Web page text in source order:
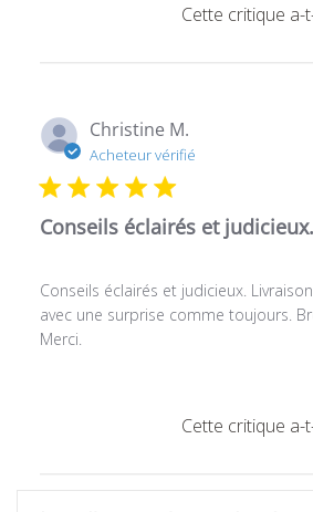
Cette critique a-
Christine M.
Acheteur vérifié
Conseils éclairés et
Conseils éclairés et judicieux.
avec une surprise comme toujours.
Merci.
Cette critique a-